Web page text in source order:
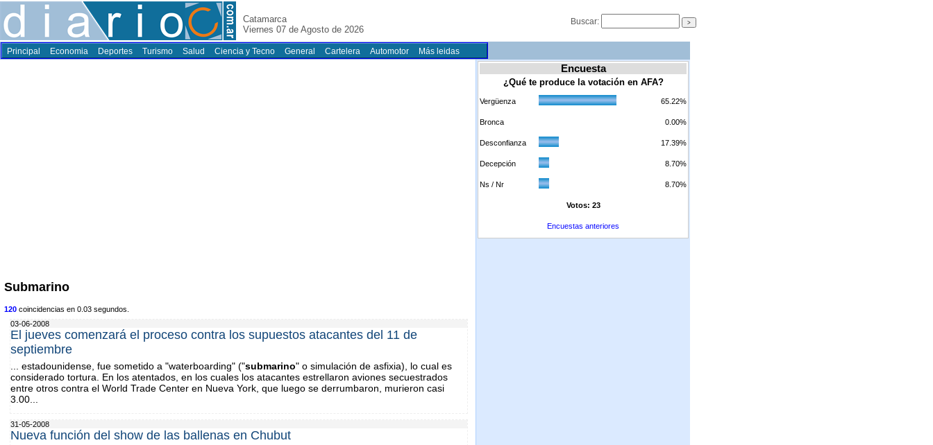
Catamarca
Viernes 07 de Agosto de 2026
Buscar:
Principal Economia Deportes Turismo Salud Ciencia y Tecno General Cartelera Automotor Más leidas
Submarino
120 coincidencias en 0.03 segundos.
03-06-2008
El jueves comenzará el proceso contra los supuestos atacantes del 11 de
septiembre
... estadounidense, fue sometido a "waterboarding" ("submarino" o simulación de asfixia), lo cual es
considerado tortura. En los atentados, en los cuales los atacantes estrellaron aviones secuestrados
entre otros contra el World Trade Center en Nueva York, que luego se derrumbaron, murieron casi
3.00...
31-05-2008
Nueva función del show de las ballenas en Chubut
Encuesta
¿Qué te produce la votación en AFA?
Vergüenza 65.22%
Bronca 0.00%
Desconfianza 17.39%
Decepción 8.70%
Ns / Nr 8.70%
Votos: 23
Encuestas anteriores